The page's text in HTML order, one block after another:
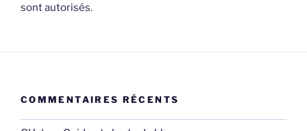
sont autorisés.
COMMENTAIRES RÉCENTS